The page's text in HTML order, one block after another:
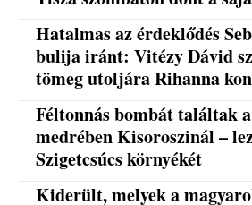
Hatalmas az érdeklődés
bulija iránt: Vitézy Dávid
tömeg utoljára Rihanna
Féltonnás bombát találtak
medrében Kisoroszinál –
Szigetcsúcs környékét
Kiderült, melyek a